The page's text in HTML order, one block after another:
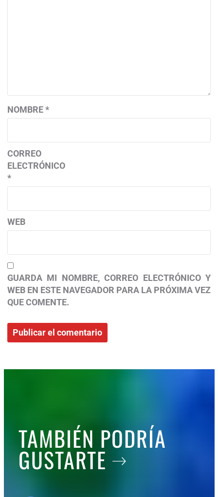
NOMBRE*
CORREO
ELECTRÓNICO
*
WEB
GUARDA MI NOMBRE, CORREO ELECTRÓNICO Y
WEB EN ESTE NAVEGADOR PARA LA PRÓXIMA VEZ
QUE COMENTE.
TAMBIÉN PODRÍA
GUSTARTE